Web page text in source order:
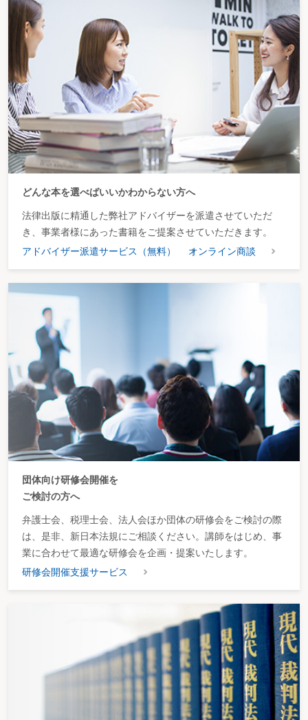
どんな本を選べばいいかわからない方へ
法律出版に精通した弊社アドバイザーを派遣させていただ
き、事業者様にあった書籍をご提案させていただきます。
アドバイザー派遣サービス（無料）
オンライン商談
団体向け研修会開催を
ご検討の方へ
弁護士会、税理士会、法人会ほか団体の研修会をご検討の際
は、是非、新日本法規にご相談ください。講師をはじめ、事
業に合わせて最適な研修会を企画・提案いたします。
研修会開催支援サービス